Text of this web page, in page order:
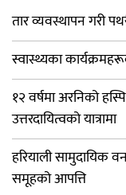
तार व्यवस्थापन गरी
स्वास्थ्यका
१२ वर्षमा अरनिको
उत्तरदायित्वको यात्रामा
हरियाली सामुदायिक
समूहको आपत्ति